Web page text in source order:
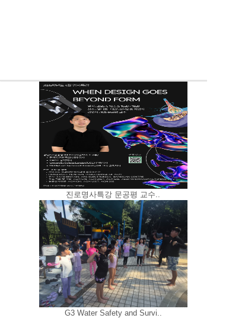
진로명사특강 문공평 교수..
G3 Water Safety and Survi..